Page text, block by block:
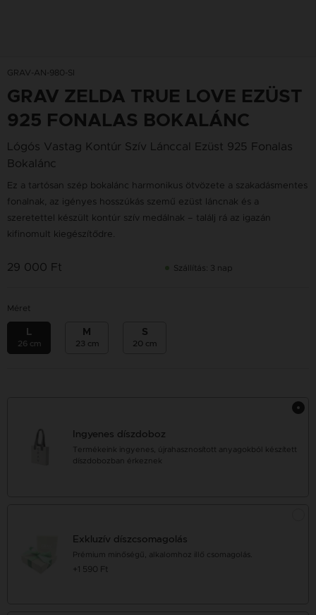
GRAV-AN-980-SI
GRAV ZELDA TRUE LOVE EZÜST
925 FONALAS BOKALÁNC
Lógós Vastag Kontúr Szív Lánccal Ezüst 925 Fonalas
Bokalánc
Ez a tartósan szép bokalánc harmonikus ötvözete a szakadásmentes
fonalnak, az igényes hosszúkás szemű ezüst láncnak és a
szeretettel készült kontúr szív medálnak – találj rá az igazán
kifinomult kiegészítődre.
29 000 Ft Szállítás: 3 nap
Méret
L
26 cm
M
23 cm
S
20 cm
Ingyenes díszdoboz
Termékeink ingyenes, újrahasznosított anyagokból készített
díszdobozban érkeznek
Exkluzív díszcsomagolás
Prémium minőségű, alkalomhoz illő csomagolás.
+1 590 Ft